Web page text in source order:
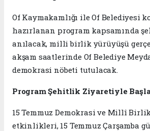
Of Kaymakamlığı ile Of Belediyesi
hazırlanan program kapsamında
anılacak, milli birlik yürüyüşü
akşam saatlerinde Of Belediye
demokrasi nöbeti tutulacak.
Program Şehitlik Ziyaretiyle
15 Temmuz Demokrasi ve Millî
etkinlikleri, 15 Temmuz Çarşamba